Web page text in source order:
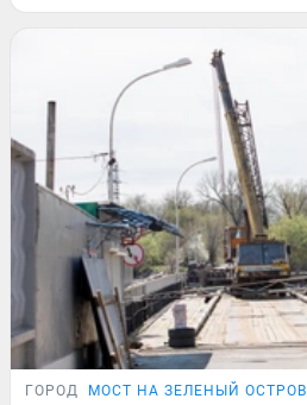
ГОРОД МОСТ НА ЗЕЛЕНЫЙ ОСТРОВ